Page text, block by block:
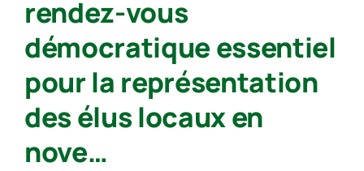
rendez-vous
démocratique essentiel
pour la représentation
des élus locaux en
nove…